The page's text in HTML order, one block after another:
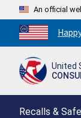
An official
to
250th
United
Recalls &